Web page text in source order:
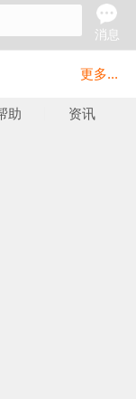
消息
更多...
助 资讯